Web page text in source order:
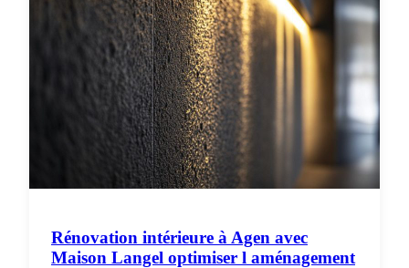
Rénovation intérieure à Agen avec
Maison Langel optimiser l aménagement